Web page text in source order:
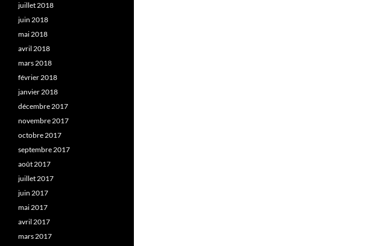
juillet 2018
juin 2018
mai 2018
avril 2018
mars 2018
février 2018
janvier 2018
décembre 2017
novembre 2017
octobre 2017
septembre 2017
août 2017
juillet 2017
juin 2017
mai 2017
avril 2017
mars 2017